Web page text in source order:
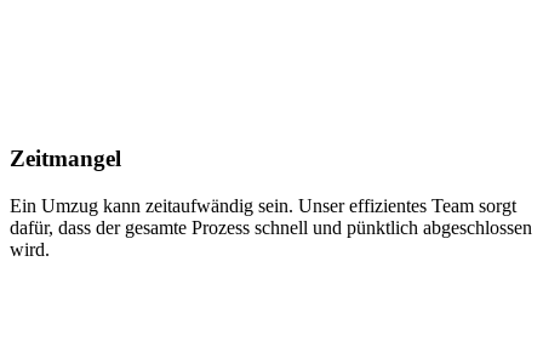
Zeitmangel
Ein Umzug kann zeitaufwändig sein. Unser effizientes Team sorgt
dafür, dass der gesamte Prozess schnell und pünktlich abgeschlossen
wird.